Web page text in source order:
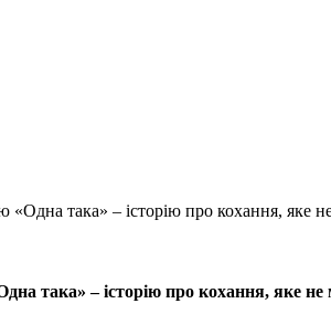
така» – історію про кохання, яке не
така» – історію про кохання, яке не